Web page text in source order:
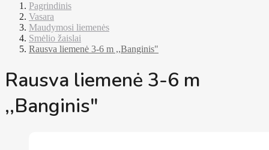
Pagrindinis
Vasara
Maudymosi liemenės
Smėlio žaislai
Rausva liemenė 3-6 m ,,Banginis"
Rausva liemenė 3-6 m
,,Banginis"